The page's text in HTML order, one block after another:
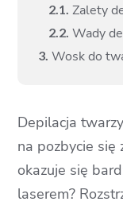
2. 1. Zalety
2. 2. Wady
3. Wosk do
Depilacja
na pozbycie się
okazuje się
laserem?